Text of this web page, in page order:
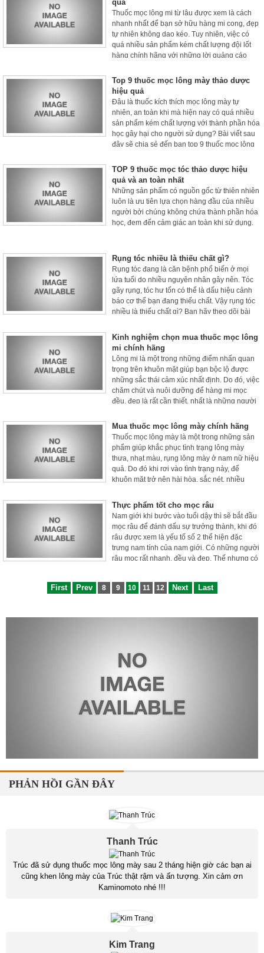
quả
Thuốc mọc lông mi từ lâu được xem là cách
nhanh nhất để bạn sở hữu hàng mi cong, đẹp
tự nhiên không dao kéo. Tuy nhiên, việc có
quá nhiều sản phẩm kém chất lượng đội lốt
hàng chính hãng với những lời quảng cáo
và bị dị ứng, thậm chí bị rụng mi hoàn toàn.
Để giúp chị em lựa chọn được sản phẩm uy
tín, chất lượng. Bài viết sau đây sẽ gợi ý top 7
thuốc mọc dài mi an toàn và hiệu quả nhất
hiện nay để chị em tham khảo.
Top 9 thuốc mọc lông mày thảo dược
hiệu quả
Đâu là thuốc kích thích mọc lông mày tự
nhiên, an toàn khi mà hiện nay có quá nhiều
sản phẩm kém chất lượng với thành phần hóa
học gây hại cho người sử dụng? Bài viết sau
đây sẽ chia sẻ đến bạn top 9 thuốc mọc lông
bạn tham khảo.
TOP 9 thuốc mọc tóc thảo dược hiệu
quả và an toàn nhất
Những sản phẩm có nguồn gốc từ thiên nhiên
luôn là ưu tiên lựa chọn hàng đầu của nhiều
người bởi chúng không chứa thành phần hóa
học, đem đến cảm giác an toàn khi sử dụng.
Rụng tóc nhiều là thiếu chất gì?
Rụng tóc đang là căn bệnh phổ biến ở mọi
lứa tuổi do nhiều nguyên nhân gây nên. Tóc
gãy rụng, tóc hư tổn có thể là dấu hiệu cảnh
báo cơ thể bạn đang thiếu chất. Vậy rụng tóc
nhiều là thiếu chất gì? Bạn hãy theo dõi bài
nhé!
Kinh nghiệm chọn mua thuốc mọc lông
mi chính hãng
Lông mi là một trong những điểm nhấn quan
trọng trên khuôn mặt giúp bạn bộc lộ được
những sắc thái cảm xúc nhất định. Do đó, việc
chăm chút và nuôi dưỡng để hàng mi mọc
đều, đẹp là rất cần thiết, nhất là những người
màu.
Mua thuốc mọc lông mày chính hãng
Thuốc mọc lông mày là một trong những sản
phẩm giúp khắc phục tình trạng lông mày
thưa, nhạt màu, rụng lông mày ở nam nữ hiệu
quả. Do đó khi rơi vào tình trạng này, để
khuôn mặt trở nên hài hòa, sắc nét, nhiều
mong muốn nhanh chóng sở hữu cặp chân
mày như mong muốn.
Thực phẩm tốt cho mọc râu
Nam giới khi bước vào tuổi dậy thì sẽ bắt đầu
mọc râu để đánh dấu sự trưởng thành, khi đó
râu được xem là yếu tố số 2 thể hiện đặc
trưng nam tính của nam giới. Có những người
râu mọc rất nhanh, đều và đẹp. Thế nhưng có
nào. Vậy làm sao để râu mọc nhanh? Bạn hãy
First Prev 8 9 10 11 12 Next Last
PHẢN HỒI GẦN ĐÂY
Thanh Trúc
Trúc đã sử dụng thuốc mọc lông mày sau 2 tháng hiện giờ các bạn ai
cũng khen lông mày của Trúc thật rậm và ấn tượng. Xin cảm ơn
Kaminomoto nhé !!!
Kim Trang